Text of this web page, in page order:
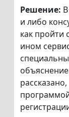
Решение:
и либо
как пройти
ином